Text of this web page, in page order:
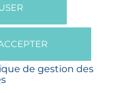
de gestion des